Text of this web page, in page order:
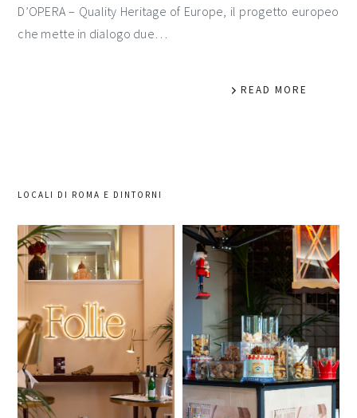
D’OPERA – Quality Heritage of Europe, il progetto europeo
che mette in dialogo due…
READ MORE
LOCALI DI ROMA E DINTORNI